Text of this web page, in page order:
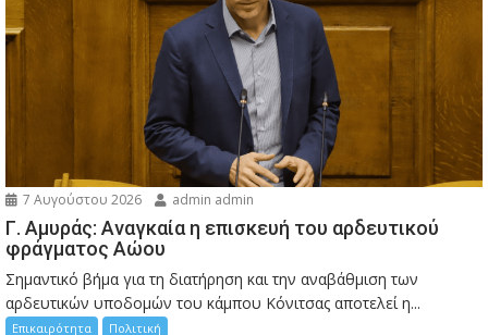
7 Αυγούστου 2026 admin admin
Γ. Αμυράς: Αναγκαία η επισκευή του αρδευτικού
φράγματος Αώου
Σημαντικό βήμα για τη διατήρηση και την αναβάθμιση των
αρδευτικών υποδομών του κάμπου Κόνιτσας αποτελεί η...
Επικαιρότητα Πολιτική